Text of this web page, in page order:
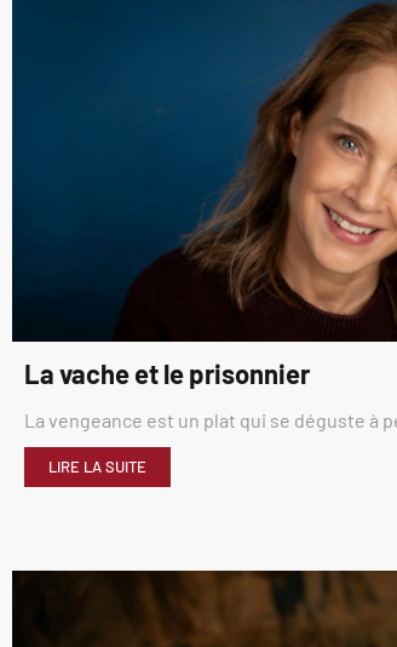
La vache et le prisonnier
La vengeance est un plat qui se déguste à
LIRE LA SUITE